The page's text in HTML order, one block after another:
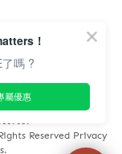
Reserved Privacy
！
嗎 ?
屬優惠